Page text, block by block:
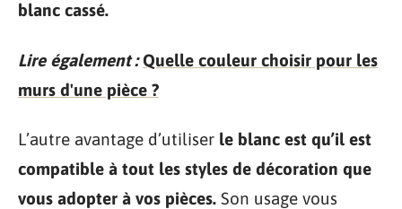
blanc cassé.
Lire également : Quelle couleur choisir pour les
murs d'une pièce ?
L’autre avantage d’utiliser le blanc est qu’il est
compatible à tout les styles de décoration que
vous adopter à vos pièces. Son usage vous